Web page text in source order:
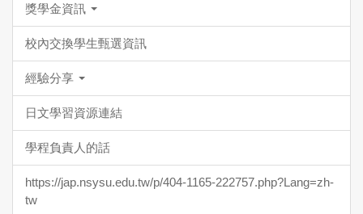
獎學金資訊
校內交換學生甄選資訊
經驗分享
日文學習資源連結
學程負責人的話
https://jap.nsysu.edu.tw/p/404-1165-222757.php?Lang=zh-
tw